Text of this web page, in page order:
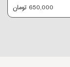
650,000 تومان